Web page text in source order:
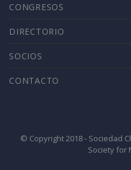
CONGRESOS
DIRECTORIO
SOCIOS
CONTACTO
© Copyright 2018 - Sociedad
Society for